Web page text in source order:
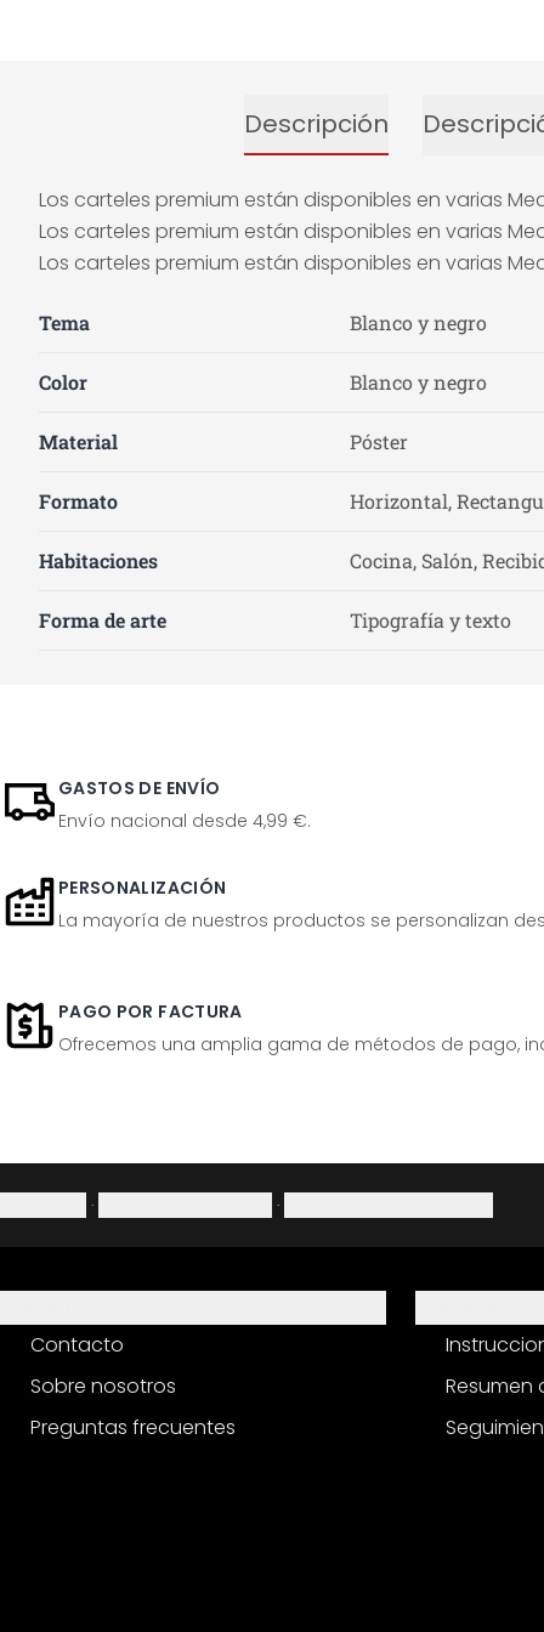
Descripción
Los carteles premium están disponibles en varias
Los carteles premium están disponibles en varias
Los carteles premium están disponibles en varias
Tema Blanco y negro
Color Blanco y negro
Material Póster
Formato Horizontal,
Habitaciones Cocina, Salón,
Forma de arte Tipografía y texto
GASTOS DE ENVÍO
Envío nacional desde 4,99 €.
PERSONALIZACIÓN
La mayoría de nuestros productos se personalizan
PAGO POR FACTURA
Ofrecemos una amplia gama de métodos de pago,
· ·
Contacto
Sobre nosotros
Preguntas frecuentes
Resumen